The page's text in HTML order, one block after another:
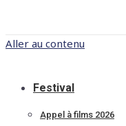
Aller au contenu
Festival
Appel à films 2026